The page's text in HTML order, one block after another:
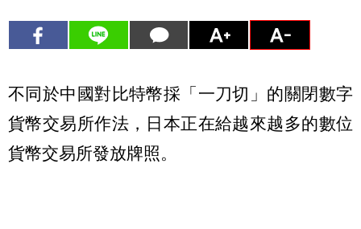
不同於中國對比特幣採「一刀切」的關閉數字
貨幣交易所作法，日本正在給越來越多的數位
貨幣交易所發放牌照。